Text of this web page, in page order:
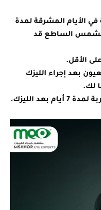
الأيام المشرقة لمدة
الشمس الساطع قد
الأقل.
بعد إجراء الليزك
لك.
بعد الليزك.